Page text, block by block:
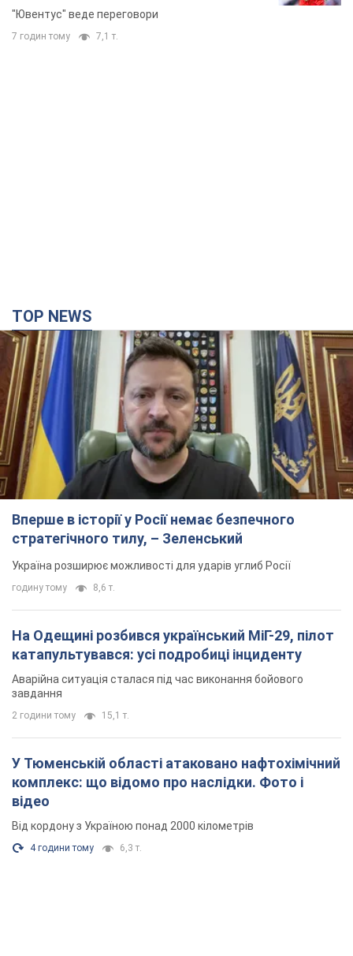
"Ювентус" веде переговори
7 годин тому 7,1 т.
TOP NEWS
Вперше в історії у Росії немає безпечного
стратегічного тилу, – Зеленський
Україна розширює можливості для ударів углиб Росії
годину тому 8,6 т.
На Одещині розбився український МіГ-29, пілот
катапультувався: усі подробиці інциденту
Аварійна ситуація сталася під час виконання бойового
завдання
2 години тому 15,1 т.
У Тюменській області атаковано нафтохімічний
комплекс: що відомо про наслідки. Фото і
відео
Від кордону з Україною понад 2000 кілометрів
4 години тому 6,3 т.